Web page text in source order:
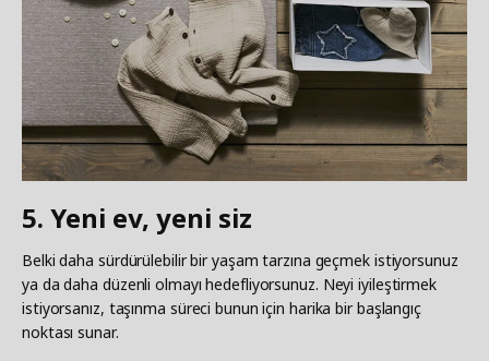
5. Yeni ev, yeni siz
Belki daha sürdürülebilir bir yaşam tarzına geçmek istiyorsunuz
ya da daha düzenli olmayı hedefliyorsunuz. Neyi iyileştirmek
istiyorsanız, taşınma süreci bunun için harika bir başlangıç
noktası sunar.